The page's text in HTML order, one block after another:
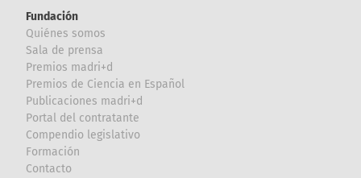
Fundación
Quiénes somos
Sala de prensa
Premios madri+d
Premios de Ciencia en Español
Publicaciones madri+d
Portal del contratante
Compendio legislativo
Formación
Contacto